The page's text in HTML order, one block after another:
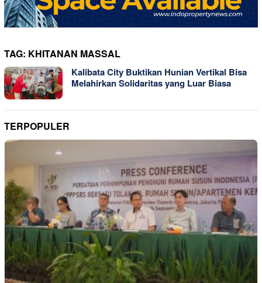
TAG: KHITANAN MASSAL
Kalibata City Buktikan Hunian Vertikal Bisa
Melahirkan Solidaritas yang Luar Biasa
TERPOPULER